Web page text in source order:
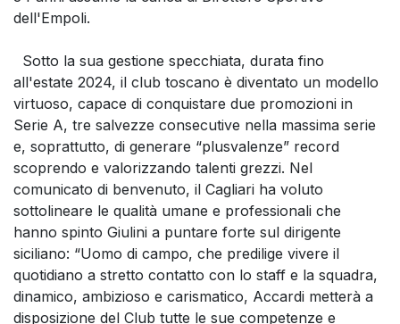
dell'Empoli.
Sotto la sua gestione specchiata, durata fino
all'estate 2024, il club toscano è diventato un modello
virtuoso, capace di conquistare due promozioni in
Serie A, tre salvezze consecutive nella massima serie
e, soprattutto, di generare “plusvalenze” record
scoprendo e valorizzando talenti grezzi. Nel
comunicato di benvenuto, il Cagliari ha voluto
sottolineare le qualità umane e professionali che
hanno spinto Giulini a puntare forte sul dirigente
siciliano: “Uomo di campo, che predilige vivere il
quotidiano a stretto contatto con lo staff e la squadra,
dinamico, ambizioso e carismatico, Accardi metterà a
disposizione del Club tutte le sue competenze e